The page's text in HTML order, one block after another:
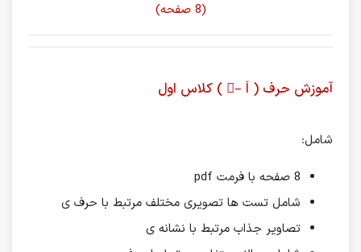
(8 صفحه)
آموزش حرف ( اَ –َ ) کلاس اول
شامل:
8 صفحه با فرمت pdf
شامل تست ها تصویری مختلف مرتبط با حرف ی
تصاویر جذاب مرتبط با نشانه ی